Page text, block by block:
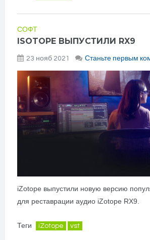
СОФТ
ISOTOPE ВЫПУСТИЛИ RX9
23 нояб 2021 Станьте первым
iZotope выпустили новую версию
для реставрации аудио iZotope RX9.
Теги iZotope vst